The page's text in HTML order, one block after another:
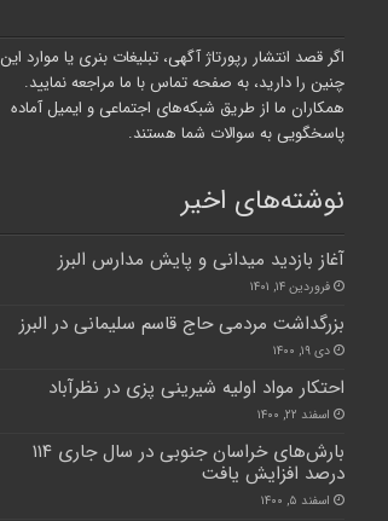
اگر قصد انتشار رپورتاژ آگهی، تبلیغات بنری یا موارد این
چنین را دارید، به صفحه تماس با ما مراجعه نمایید.
همکاران ما از طریق شبکه‌های اجتماعی و ایمیل آماده
پاسخگویی به سوالات شما هستند.
نوشته‌های اخیر
آغاز بازدید میدانی و پایش مدارس البرز
فروردین ۱۴, ۱۴۰۱
بزرگداشت مردمی حاج قاسم سلیمانی در البرز
دی ۱۹, ۱۴۰۰
احتکار مواد اولیه شیرینی پزی در نظرآباد
اسفند ۲۲, ۱۴۰۰
بارش‌های خراسان جنوبی در سال جاری ۱۱۴
درصد افزایش یافت
اسفند ۵, ۱۴۰۰